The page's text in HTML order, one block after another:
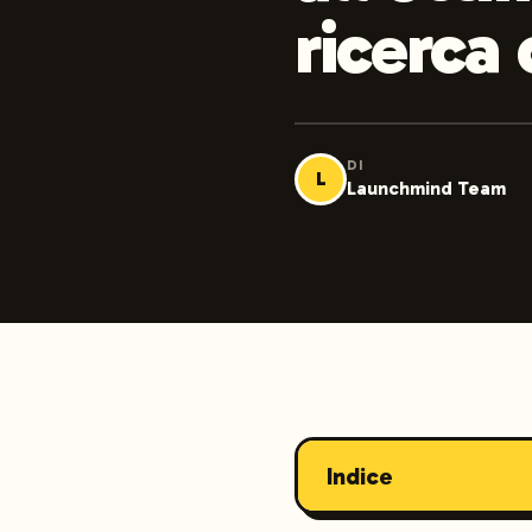
ricerca
L
DI
Launchmind Team
Indice